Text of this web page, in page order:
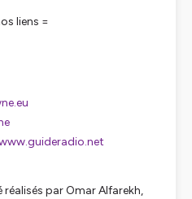
liens =
par Omar Alfarekh,